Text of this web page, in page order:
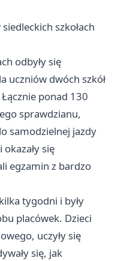
szkołach
odbyły się
uczniów dwóch szkół
ponad 130
sprawdzianu,
samodzielnej jazdy
się
egzamin z bardzo
tygodni i były
placówek. Dzieci
uczyły się
się, jak